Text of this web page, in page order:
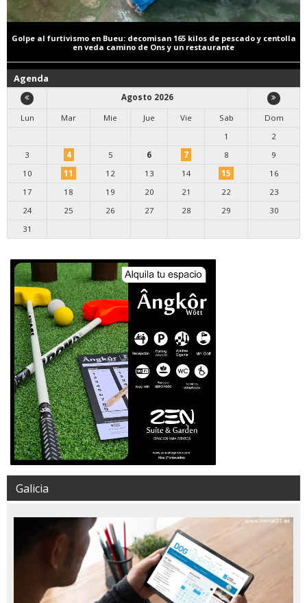
Golpe al furtivismo en Bueu: decomisan 165 kilos de pescado y centolla
en veda camino de Ons y un restaurante
Agenda
Agosto 2026
Lun
Mar Mie Jue Vie Sab
Dom
1
2
3
4 5 6 7 8
9
10
11 12 13 14 15
16
17
18 19 20 21 22
23
24
25 26 27 28 29
30
31
Galicia